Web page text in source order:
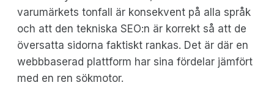
varumärkets tonfall är konsekvent på alla språk
och att den tekniska SEO:n är korrekt så att de
översatta sidorna faktiskt rankas. Det är där en
webbbaserad plattform har sina fördelar jämfört
med en ren sökmotor.